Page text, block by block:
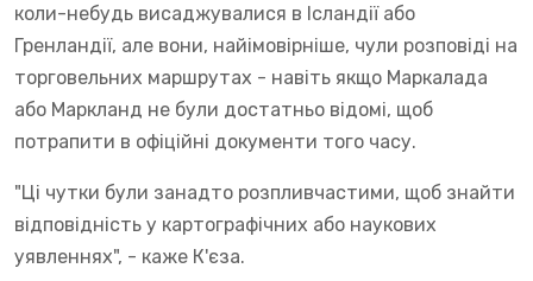
коли-небудь висаджувалися в Ісландії або
Гренландії, але вони, найімовірніше, чули розповіді на
торговельних маршрутах - навіть якщо Маркалада
або Маркланд не були достатньо відомі, щоб
потрапити в офіційні документи того часу.
"Ці чутки були занадто розпливчастими, щоб знайти
відповідність у картографічних або наукових
уявленнях", - каже К'єза.